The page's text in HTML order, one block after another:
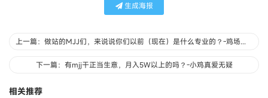
生成海报
上一篇：做站的MJJ们，来说说你们以前（现在）是什么专业的？-鸡场新人
下一篇：有mjj干正当生意，月入5W以上的吗？-小鸡真爱无疑
相关推荐